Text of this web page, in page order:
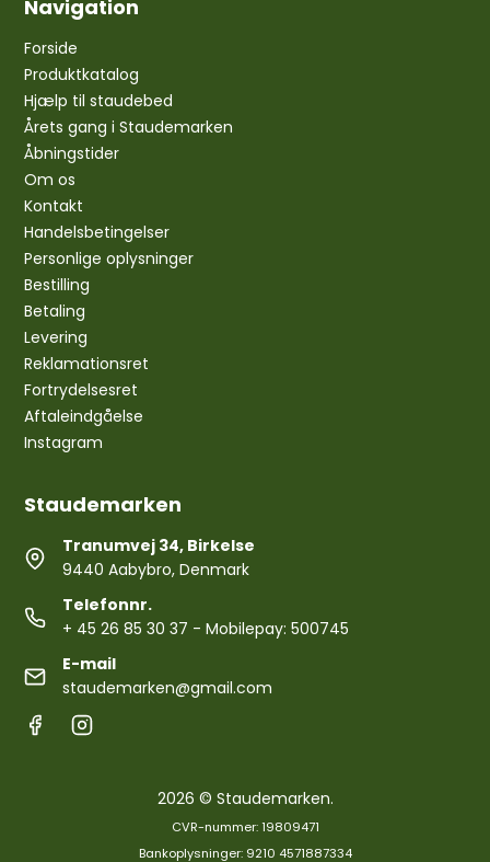
Navigation
Forside
Produktkatalog
Hjælp til staudebed
Årets gang i Staudemarken
Åbningstider
Om os
Kontakt
Handelsbetingelser
Personlige oplysninger
Bestilling
Betaling
Levering
Reklamationsret
Fortrydelsesret
Aftaleindgåelse
Instagram
Staudemarken
Tranumvej 34, Birkelse
9440 Aabybro, Denmark
Telefonnr.
+ 45 26 85 30 37 - Mobilepay: 500745
E-mail
staudemarken@gmail.com
2026 © Staudemarken.
CVR-nummer: 19809471
Bankoplysninger: 9210 4571887334